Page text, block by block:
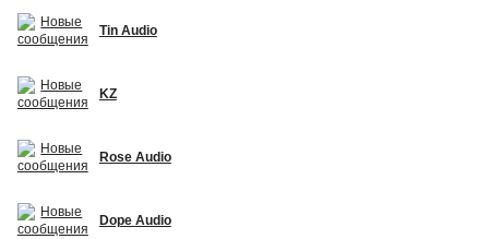
Tin Audio
KZ
Rose Audio
Dope Audio